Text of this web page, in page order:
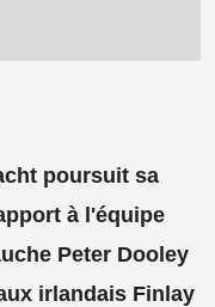
poursuit sa
à l'équipe
Peter Dooley
irlandais Finlay